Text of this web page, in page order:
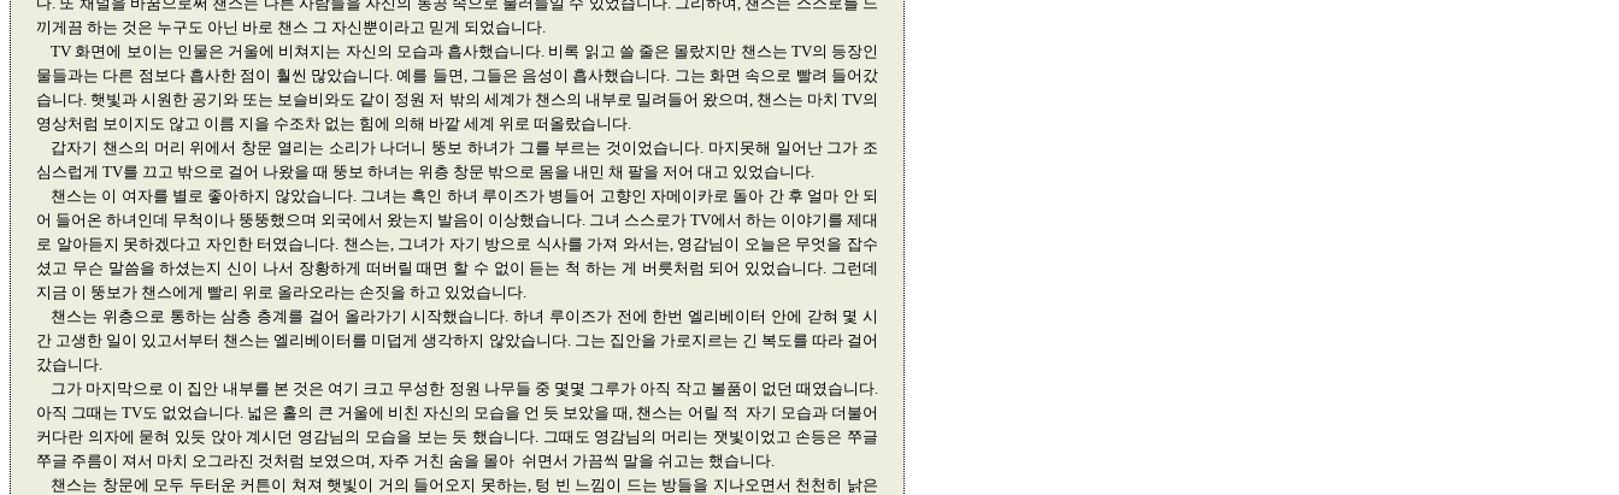
끼게끔 하는 것은 누구도 아닌 바로 챈스 그 자신뿐이라고 믿게 되었습니다.
TV 화면에 보이는 인물은 거울에 비쳐지는 자신의 모습과 흡사했습니다. 비록 읽고 쓸 줄은 몰랐지만 챈스는 TV의 등장인
물들과는 다른 점보다 흡사한 점이 훨씬 많았습니다. 예를 들면, 그들은 음성이 흡사했습니다. 그는 화면 속으로 빨려 들어갔
습니다. 햇빛과 시원한 공기와 또는 보슬비와도 같이 정원 저 밖의 세계가 챈스의 내부로 밀려들어 왔으며, 챈스는 마치 TV의
영상처럼 보이지도 않고 이름 지을 수조차 없는 힘에 의해 바깥 세계 위로 떠올랐습니다.
갑자기 챈스의 머리 위에서 창문 열리는 소리가 나더니 뚱보 하녀가 그를 부르는 것이었습니다. 마지못해 일어난 그가 조
심스럽게 TV를 끄고 밖으로 걸어 나왔을 때 뚱보 하녀는 위층 창문 밖으로 몸을 내민 채 팔을 저어 대고 있었습니다.
챈스는 이 여자를 별로 좋아하지 않았습니다. 그녀는 흑인 하녀 루이즈가 병들어 고향인 자메이카로 돌아 간 후 얼마 안 되
어 들어온 하녀인데 무척이나 뚱뚱했으며 외국에서 왔는지 발음이 이상했습니다. 그녀 스스로가 TV에서 하는 이야기를 제대
로 알아듣지 못하겠다고 자인한 터였습니다. 챈스는, 그녀가 자기 방으로 식사를 가져 와서는, 영감님이 오늘은 무엇을 잡수
셨고 무슨 말씀을 하셨는지 신이 나서 장황하게 떠버릴 때면 할 수 없이 듣는 척 하는 게 버릇처럼 되어 있었습니다. 그런데
지금 이 뚱보가 챈스에게 빨리 위로 올라오라는 손짓을 하고 있었습니다.
챈스는 위층으로 통하는 삼층 층계를 걸어 올라가기 시작했습니다. 하녀 루이즈가 전에 한번 엘리베이터 안에 갇혀 몇 시
간 고생한 일이 있고서부터 챈스는 엘리베이터를 미덥게 생각하지 않았습니다. 그는 집안을 가로지르는 긴 복도를 따라 걸어
갔습니다.
그가 마지막으로 이 집안 내부를 본 것은 여기 크고 무성한 정원 나무들 중 몇몇 그루가 아직 작고 볼품이 없던 때였습니다.
아직 그때는 TV도 없었습니다. 넓은 홀의 큰 거울에 비친 자신의 모습을 언 듯 보았을 때, 챈스는 어릴 적 자기 모습과 더불어
커다란 의자에 묻혀 있듯 앉아 계시던 영감님의 모습을 보는 듯 했습니다. 그때도 영감님의 머리는 잿빛이었고 손등은 쭈글
쭈글 주름이 져서 마치 오그라진 것처럼 보였으며, 자주 거친 숨을 몰아 쉬면서 가끔씩 말을 쉬고는 했습니다.
챈스는 창문에 모두 두터운 커튼이 쳐져 햇빛이 거의 들어오지 못하는, 텅 빈 느낌이 드는 방들을 지나오면서 천천히 낡은